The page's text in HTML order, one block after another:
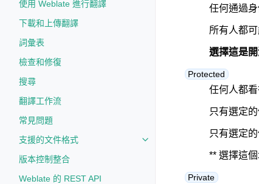
使用 Weblate 進行翻譯
下載和上傳翻譯
詞彙表
檢查和修復
搜尋
翻譯工作流
常見問題
支援的文件格式
Toggle navigation of 支援的文
版本控制整合
Weblate 的 REST API
任何通過
所有人都
選擇這是
Protected
任何人都看
只有選定
只有選定
** 選擇這
Private